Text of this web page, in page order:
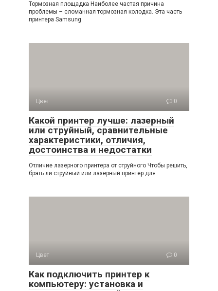
Тормозная площадка Наиболее частая причина
проблемы – сломанная тормозная колодка. Эта часть
принтера Samsung
Цвет 0
Какой принтер лучше: лазерный
или струйный, сравнительные
характеристики, отличия,
достоинства и недостатки
Отличие лазерного принтера от струйного Чтобы решить,
брать ли струйный или лазерный принтер для
Цвет 0
Как подключить принтер к
компьютеру: установка и